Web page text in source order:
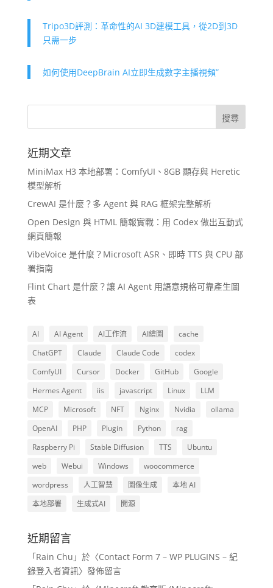
Tripo3D評測：革命性的AI 3D建模工具，從2D到3D
只需一步
如何使用DeepBrain AI立即生成數字主播視頻”
近期文章
MiniMax H3 本地部署：ComfyUI、8GB 顯存與 Heretic
模型解析
CrewAI 是什麼？多 Agent 與 RAG 框架完整解析
Open Design 與 HTML 簡報實戰：用 Codex 做出互動式
網頁簡報
VibeVoice 是什麼？Microsoft ASR、即時 TTS 與 CPU 部
署指南
Flint Chart 是什麼？讓 AI Agent 用語意規格可靠產生圖
表
AI AI Agent AI工作流 AI繪圖
cache
ChatGPT
Claude Claude Code
codex
ComfyUI
Cursor Docker GitHub
Google
Hermes Agent
iis javascript Linux
LLM
MCP
Microsoft NFT Nginx Nvidia
ollama
OpenAI
PHP Plugin Python
rag
Raspberry Pi
Stable Diffusion TTS
Ubuntu
web
Webui Windows
woocommerce
wordpress
人工智慧 圖像生成
本地 AI
本地部署
生成式AI 開源
近期留言
「Rain Chu 」於〈Contact Form 7 – WP PLUGINS – 紀
錄登入者資訊〉發佈留言